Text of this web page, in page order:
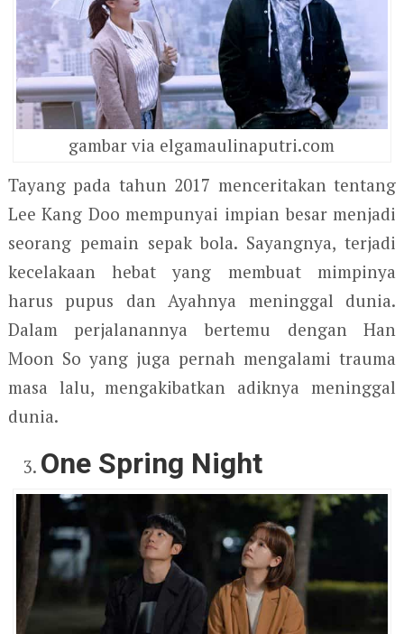
gambar via elgamaulinaputri.com
Tayang pada tahun 2017 menceritakan tentang
Lee Kang Doo mempunyai impian besar menjadi
seorang pemain sepak bola. Sayangnya, terjadi
kecelakaan hebat yang membuat mimpinya
harus pupus dan Ayahnya meninggal dunia.
Dalam perjalanannya bertemu dengan Han
Moon So yang juga pernah mengalami trauma
masa lalu, mengakibatkan adiknya meninggal
dunia.
One Spring Night